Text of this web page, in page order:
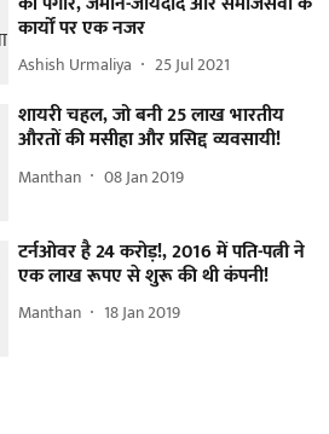
कार्यों पर एक नजर
Ashish Urmaliya 25 Jul 2021
शायरी चहल, जो बनी 25 लाख भारतीय
औरतों की मसीहा और प्रसिद्द व्यवसायी!
Manthan 08 Jan 2019
टर्नओवर है 24 करोड़!, 2016 में पति-पत्नी ने
एक लाख रूपए से शुरू की थी कंपनी!
Manthan 18 Jan 2019